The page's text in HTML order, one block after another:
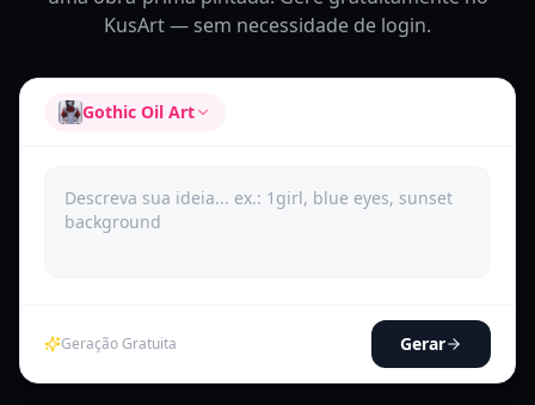
KusArt — sem necessidade de login.
Gothic Oil Art
Geração Gratuita Gerar